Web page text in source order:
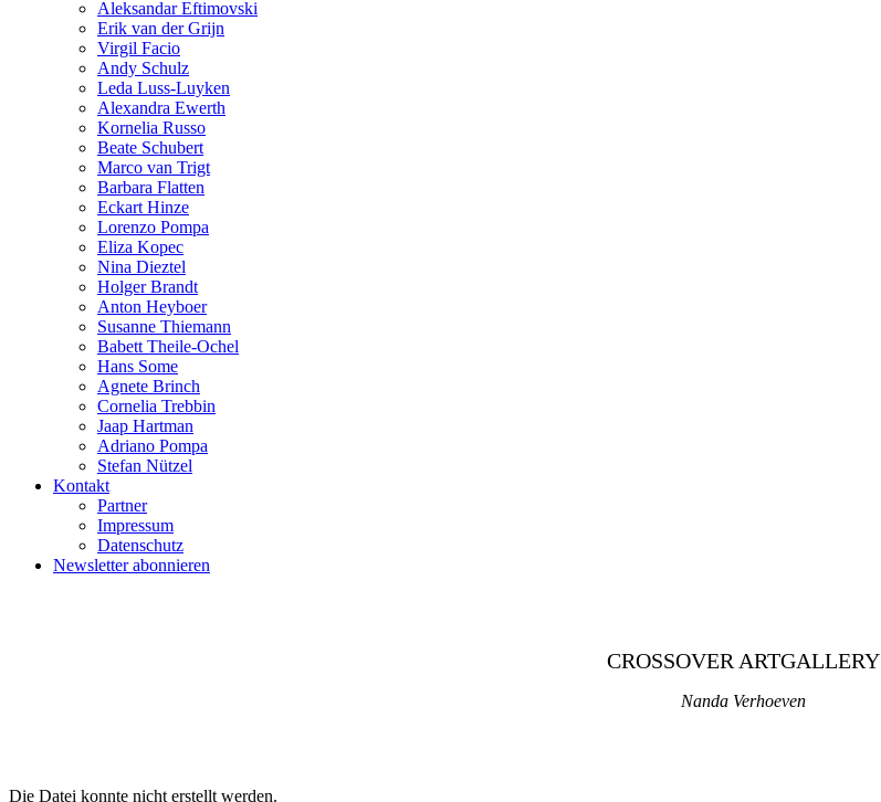
Aleksandar Eftimovski
Erik van der Grijn
Virgil Facio
Andy Schulz
Leda Luss-Luyken
Alexandra Ewerth
Kornelia Russo
Beate Schubert
Marco van Trigt
Barbara Flatten
Eckart Hinze
Lorenzo Pompa
Eliza Kopec
Nina Dieztel
Holger Brandt
Anton Heyboer
Susanne Thiemann
Babett Theile-Ochel
Hans Some
Agnete Brinch
Cornelia Trebbin
Jaap Hartman
Adriano Pompa
Stefan Nützel
Kontakt
Partner
Impressum
Datenschutz
Newsletter abonnieren
CROSSOVER ARTGALLERY
Nanda Verhoeven
Die Datei konnte nicht erstellt werden.